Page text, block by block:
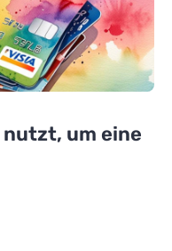
um eine